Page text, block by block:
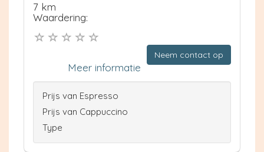
7 km
Waardering:
Neem contact op
Meer informatie
Prijs van Espresso
Prijs van Cappuccino
Type